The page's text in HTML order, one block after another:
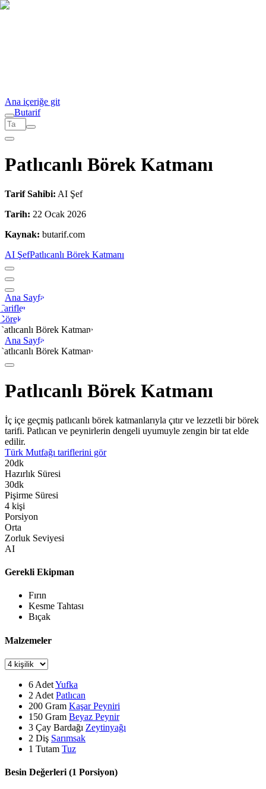
Ana içeriğe git
Butarif
Patlıcanlı Börek Katmanı
Tarif Sahibi: AI Şef
Tarih: 22 Ocak 2026
Kaynak: butarif.com
AI ŞefPatlıcanlı Börek Katmanı
Ana Sayfa
Börek Katmanı
Ana Sayfa
Börek Katmanı
Patlıcanlı Börek Katmanı
İç içe geçmiş patlıcanlı börek katmanlarıyla çıtır ve lezzetli bir börek
tarifi. Patlıcan ve peynirlerin dengeli uyumuyle zengin bir tat elde
edilir.
Türk Mutfağı tariflerini gör
20dk
Hazırlık Süresi
30dk
Pişirme Süresi
4 kişi
Porsiyon
Orta
Zorluk Seviyesi
AI
Gerekli Ekipman
Fırın
Kesme Tahtası
Bıçak
Malzemeler
6 AdetYufka
2 Adet Patlıcan
200 Gram Kaşar Peyniri
150 Gram Beyaz Peynir
3 Çay Bardağı Zeytinyağı
2 Diş Sarımsak
1 Tutam Tuz
Besin Değerleri (1 Porsiyon)